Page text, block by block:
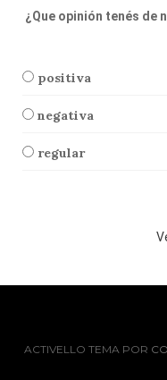
¿Que opinión tenés de
positiva
negativa
regular
ACTIVELLO TEMA POR